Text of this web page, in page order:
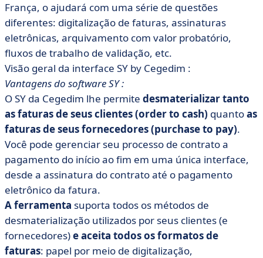
França, o ajudará com uma série de questões
diferentes: digitalização de faturas, assinaturas
eletrônicas, arquivamento com valor probatório,
fluxos de trabalho de validação, etc.
Visão geral da interface SY by Cegedim :
Vantagens do software SY :
O SY da Cegedim lhe permite desmaterializar tanto
as faturas de seus clientes (order to cash) quantoas
faturas de seus fornecedores (purchase to pay).
Você pode gerenciar seu processo de contrato a
pagamento do início ao fim em uma única interface,
desde a assinatura do contrato até o pagamento
eletrônico da fatura.
A ferramenta suporta todos os métodos de
desmaterialização utilizados por seus clientes (e
fornecedores)e aceita todos os formatos de
faturas: papel por meio de digitalização,